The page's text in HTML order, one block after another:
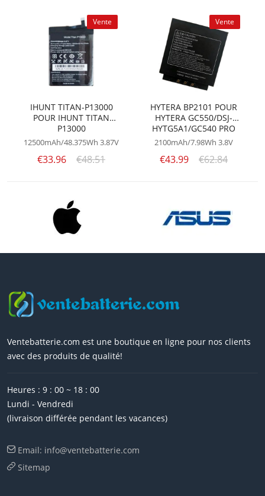
Vente
IHUNT TITAN-P13000
POUR IHUNT TITAN
P13000
12500mAh/48.375Wh 3.87V
€33.96 €48.51
Vente
HYTERA BP2101 POUR
HYTERA GC550/DSJ-
HYTG5A1/GC540 PRO
2100mAh/7.98Wh 3.8V
€43.99 €62.84
Ventebatterie.com est une boutique en ligne pour nos clients
avec des produits de qualité!
Heures : 9 : 00 ~ 18 : 00
Lundi - Vendredi
(livraison différée pendant les vacances)
Email: info@ventebatterie.com
Sitemap